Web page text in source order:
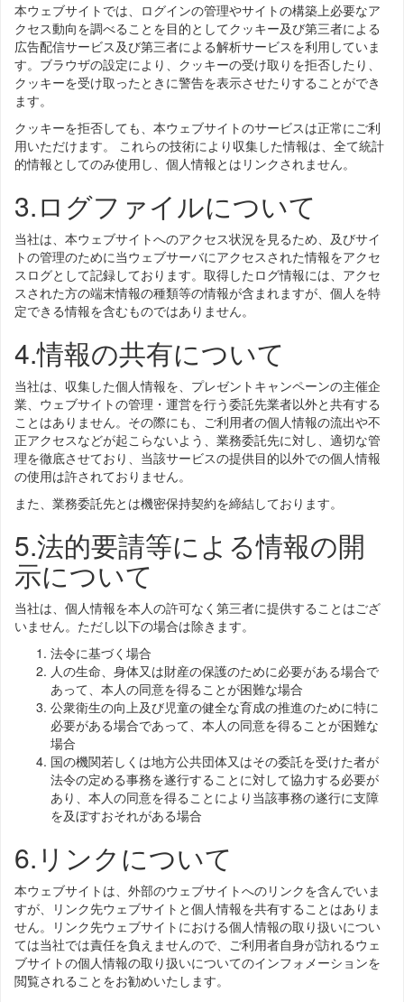
本ウェブサイトでは、ログインの管理やサイトの構築上必要なア
クセス動向を調べることを目的としてクッキー及び第三者による
広告配信サービス及び第三者による解析サービスを利用していま
す。ブラウザの設定により、クッキーの受け取りを拒否したり、
クッキーを受け取ったときに警告を表示させたりすることができ
ます。
クッキーを拒否しても、本ウェブサイトのサービスは正常にご利
用いただけます。 これらの技術により収集した情報は、全て統計
的情報としてのみ使用し、個人情報とはリンクされません。
3.ログファイルについて
当社は、本ウェブサイトへのアクセス状況を見るため、及びサイ
トの管理のために当ウェブサーバにアクセスされた情報をアクセ
スログとして記録しております。取得したログ情報には、アクセ
スされた方の端末情報の種類等の情報が含まれますが、個人を特
定できる情報を含むものではありません。
4.情報の共有について
当社は、収集した個人情報を、プレゼントキャンペーンの主催企
業、ウェブサイトの管理・運営を行う委託先業者以外と共有する
ことはありません。その際にも、ご利用者の個人情報の流出や不
正アクセスなどが起こらないよう、業務委託先に対し、適切な管
理を徹底させており、当該サービスの提供目的以外での個人情報
の使用は許されておりません。
また、業務委託先とは機密保持契約を締結しております。
5.法的要請等による情報の開
示について
当社は、個人情報を本人の許可なく第三者に提供することはござ
いません。ただし以下の場合は除きます。
法令に基づく場合
人の生命、身体又は財産の保護のために必要がある場合で
あって、本人の同意を得ることが困難な場合
公衆衛生の向上及び児童の健全な育成の推進のために特に
必要がある場合であって、本人の同意を得ることが困難な
場合
国の機関若しくは地方公共団体又はその委託を受けた者が
法令の定める事務を遂行することに対して協力する必要が
あり、本人の同意を得ることにより当該事務の遂行に支障
を及ぼすおそれがある場合
6.リンクについて
本ウェブサイトは、外部のウェブサイトへのリンクを含んでいま
すが、リンク先ウェブサイトと個人情報を共有することはありま
せん。リンク先ウェブサイトにおける個人情報の取り扱いについ
ては当社では責任を負えませんので、ご利用者自身が訪れるウェ
ブサイトの個人情報の取り扱いについてのインフォメーションを
閲覧されることをお勧めいたします。